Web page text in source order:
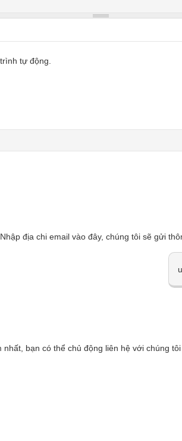
tự động.
Nhập địa chi email vào đây, chúng tôi sẽ gửi
bạn có thể chủ động liên hệ với chúng